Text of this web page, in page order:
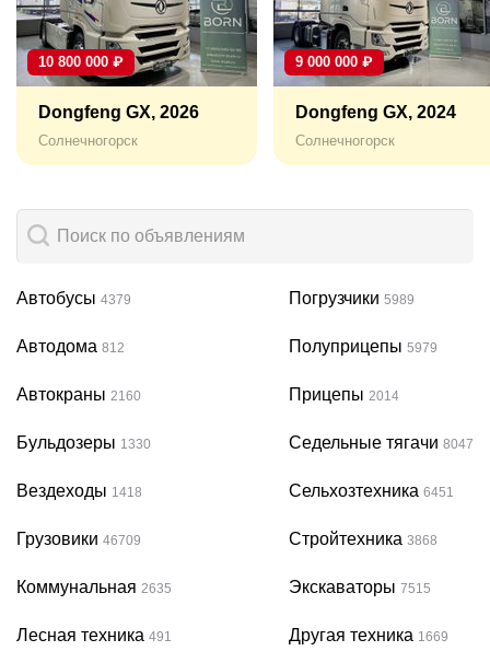
10 800 000 ₽
Dongfeng GX, 2026
Солнечногорск
9 000 000 ₽
Dongfeng GX, 2024
Солнечногорск
Автобусы 4379
Автодома 812
Автокраны 2160
Бульдозеры 1330
Вездеходы 1418
Грузовики 46709
Коммунальная 2635
Лесная техника 491
Погрузчики 5989
Полуприцепы 5979
Прицепы 2014
Седельные тягачи 8047
Сельхозтехника 6451
Стройтехника 3868
Экскаваторы 7515
Другая техника 1669